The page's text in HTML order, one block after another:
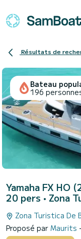
Résultats de
Bateau
196
Yamaha FX HO
20 pers • Zona
Zona Turistica De
Proposé par Maurits